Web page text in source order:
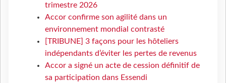
trimestre 2026
Accor confirme son agilité dans un
environnement mondial contrasté
[TRIBUNE] 3 façons pour les hôteliers
indépendants d’éviter les pertes de revenus
Accor a signé un acte de cession définitif de
sa participation dans Essendi